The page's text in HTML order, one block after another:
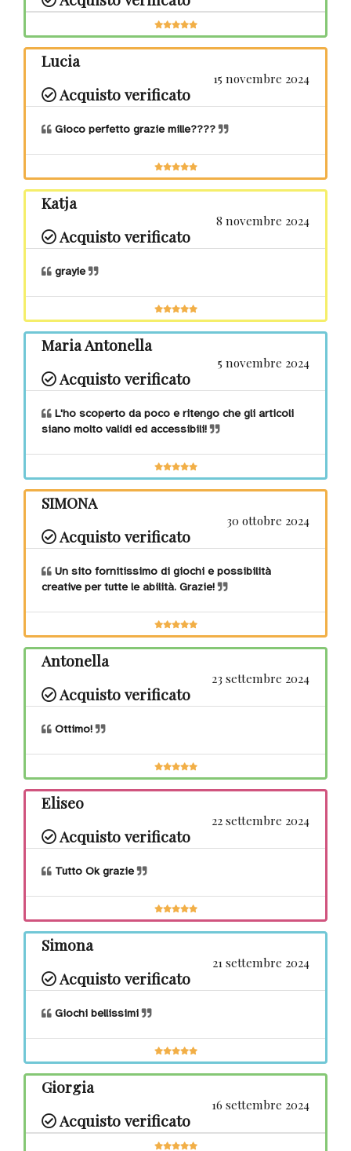
Lucia
15 novembre 2024
Acquisto verificato
Gioco perfetto grazie mille????
Katja
8 novembre 2024
Acquisto verificato
grayie
Maria Antonella
5 novembre 2024
Acquisto verificato
L'ho scoperto da poco e ritengo che gli articoli
siano molto validi ed accessibili!
SIMONA
30 ottobre 2024
Acquisto verificato
Un sito fornitissimo di giochi e possibilità
creative per tutte le abilità. Grazie!
Antonella
23 settembre 2024
Acquisto verificato
Ottimo!
Eliseo
22 settembre 2024
Acquisto verificato
Tutto Ok grazie
Simona
21 settembre 2024
Acquisto verificato
Giochi bellissimi
Giorgia
16 settembre 2024
Acquisto verificato